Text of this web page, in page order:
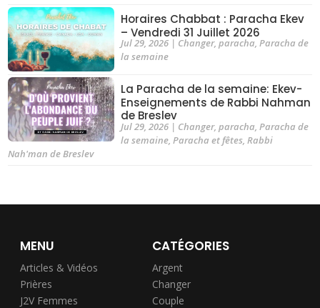
Horaires Chabbat : Paracha Ekev
– Vendredi 31 Juillet 2026
Jul 29, 2026| Changer, paracha, Paracha de
la semaine
La Paracha de la semaine: Ekev-
Enseignements de Rabbi Nahman
de Breslev
Jul 29, 2026| Changer, paracha, Paracha de
la semaine, Paracha et fêtes, Rabbi
Nah'man de Breslev
MENU
Articles & Vidéos
Prières
J2V Femmes
CATÉGORIES
Argent
Changer
Couple